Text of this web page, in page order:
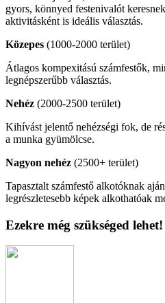
gyors, könnyed festenivalót
aktivitásként is ideális választás.
Közepes (1000-2000 terület)
Átlagos kompexitású számfestők,
legnépszerűbb választás.
Nehéz (2000-2500 terület)
Kihívást jelentő nehézségi fok, de
a munka gyümölcse.
Nagyon nehéz (2500+ terület)
Tapasztalt számfestő alkotóknak
legrészletesebb képek alkothatóak
Ezekre még szükséged lehet!